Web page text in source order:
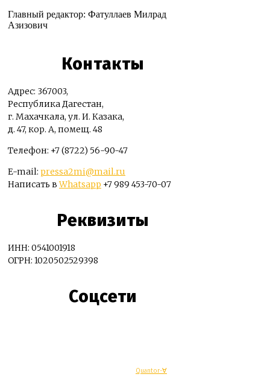
Главный редактор: Фатуллаев Милрад
Азизович
Контакты
Адрес: 367003,
Республика Дагестан,
г. Махачкала, ул. И. Казака,
д. 47, кор. А, помещ. 48
Телефон: +7 (8722) 56-90-47
E-mail: pressa2mi@mail.ru
Написать вWhatsapp +7 989 453-70-07
Реквизиты
ИНН: 0541001918
ОГРН: 1020502529398
Соцсети
Quantor-∀